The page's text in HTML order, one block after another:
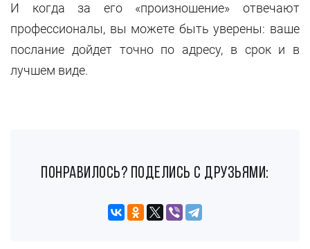
И когда за его «произношение» отвечают
профессионалы, вы можете быть уверены: ваше
послание дойдет точно по адресу, в срок и в
лучшем виде.
понравилось? поделись с друзьями: